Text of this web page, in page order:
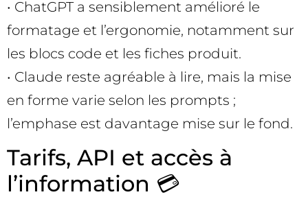
• ChatGPT a sensiblement amélioré le
formatage et l’ergonomie, notamment sur
les blocs code et les fiches produit.
• Claude reste agréable à lire, mais la mise
en forme varie selon les prompts ;
l’emphase est davantage mise sur le fond.
Tarifs, API et accès à
l’information 💳